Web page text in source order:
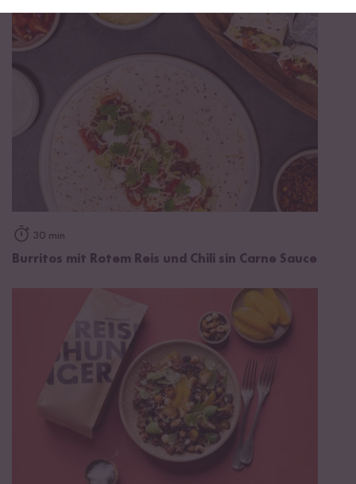
30 min
Burritos mit Rotem Reis und Chili sin Carne Sauce